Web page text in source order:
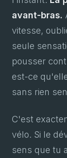
avant-bras.
vitesse,
seule
pousser
est-ce
sans rien
C'est
vélo. Si le
sens que tu